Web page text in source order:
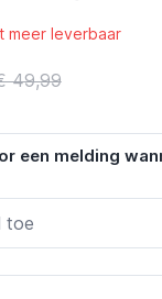
meer leverbaar
49,99
een melding